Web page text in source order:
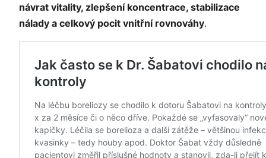
návrat vitality, zlepšení koncentrace, stabilizace
nálady a celkový pocit vnitřní rovnováhy.